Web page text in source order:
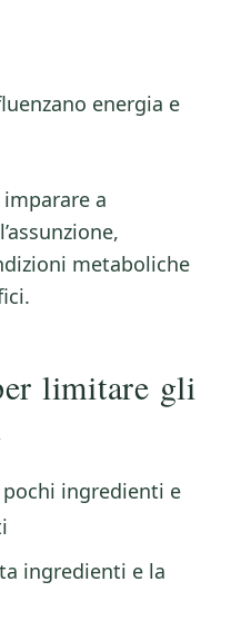
energia e
a
metaboliche
limitare gli
ingredienti e
ingredienti e la